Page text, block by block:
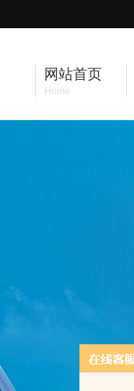
网站首页
Home